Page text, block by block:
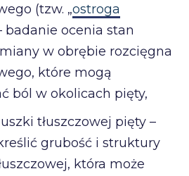
(tzw. „ostroga
badanie ocenia stan
w obrębie rozcięgna
które mogą
ból w okolicach pięty,
tłuszczowej pięty –
grubość i struktury
która może